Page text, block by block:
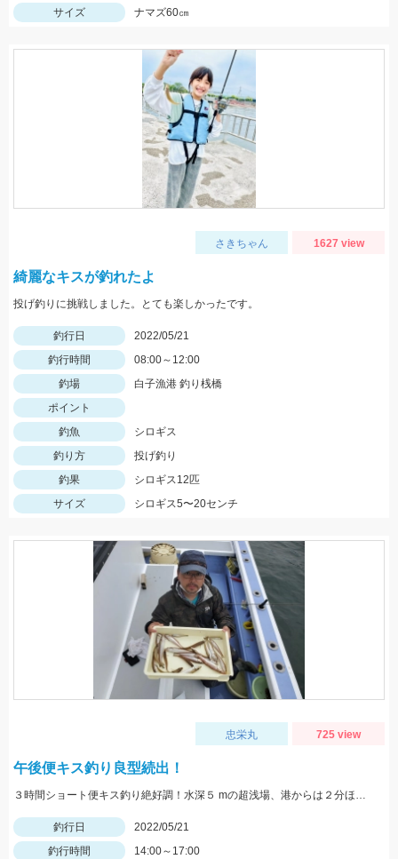
サイズ
ナマズ60㎝
さきちゃん 1627 view
綺麗なキスが釣れたよ
投げ釣りに挑戦しました。とても楽しかったです。
釣行日
2022/05/21
釣行時間
08:00～12:00
釣場
白子漁港 釣り桟橋
ポイント
釣魚
シロギス
釣り方
投げ釣り
釣果
シロギス12匹
サイズ
シロギス5〜20センチ
忠栄丸 725 view
午後便キス釣り良型続出！
３時間ショート便キス釣り絶好調！水深５ mの超浅場、港からは２分ほどの片名前が凄い！午後便キス釣り予約受付中です
釣行日
2022/05/21
釣行時間
14:00～17:00